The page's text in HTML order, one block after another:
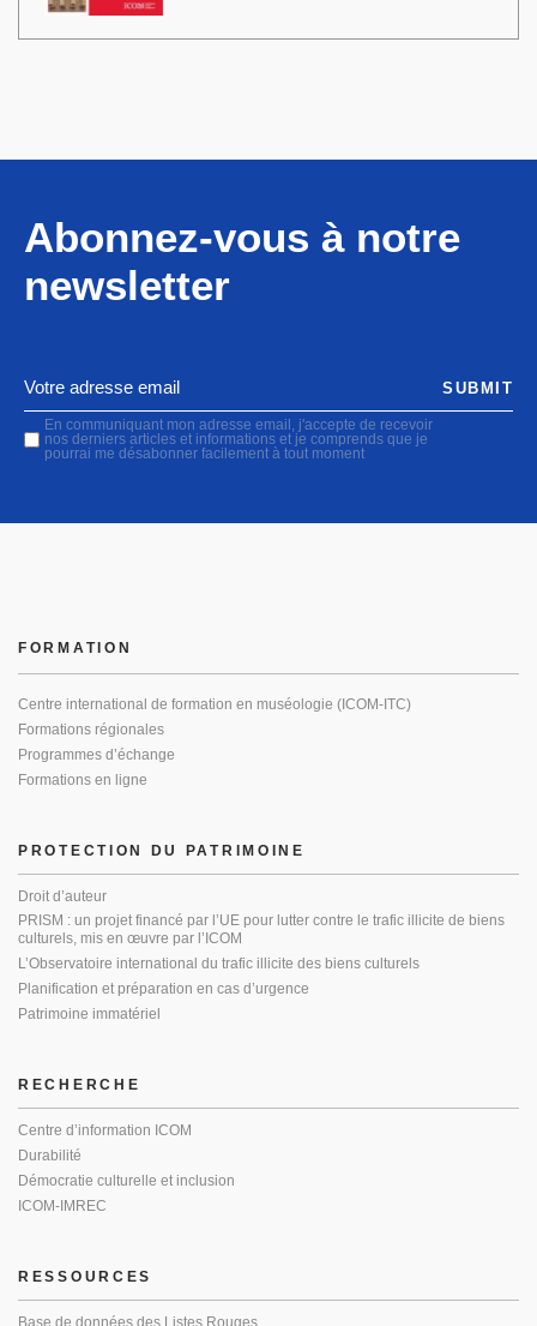
Abonnez-vous à notre
newsletter
En communiquant mon adresse email, j'accepte de recevoir
nos derniers articles et informations et je comprends que je
pourrai me désabonner facilement à tout moment
SUBMIT
PROTECTION DU PATRIMOINE
Droit d’auteur
PRISM : un projet financé par l’UE pour lutter contre le trafic illicite de biens
culturels, mis en œuvre par l’ICOM
L’Observatoire international du trafic illicite des biens culturels
Planification et préparation en cas d’urgence
Patrimoine immatériel
FORMATION
Centre international de formation en muséologie (ICOM-ITC)
Formations régionales
Programmes d’échange
Formations en ligne
RECHERCHE
Centre d’information ICOM
Durabilité
Démocratie culturelle et inclusion
ICOM-IMREC
RESSOURCES
Base de données des Listes Rouges